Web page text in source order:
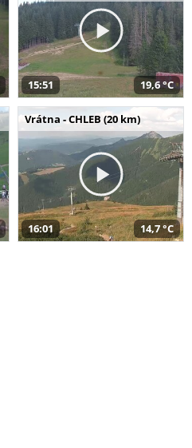
15:51 19,6 °C
Vrátna - CHLEB (20 km)
16:01 14,7 °C